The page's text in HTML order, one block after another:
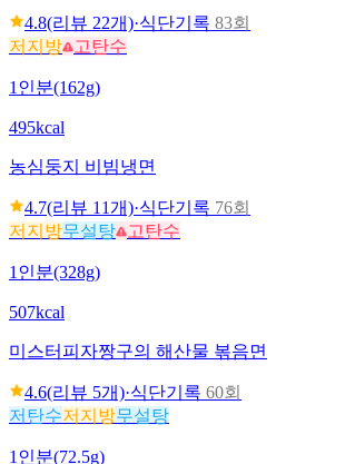
4.8(리뷰 22개)·식단기록 83회
저지방
고탄수
1인분(162g)
495kcal
농심둥지 비빔냉면
4.7(리뷰 11개)·식단기록 76회
저지방무설탕 고탄수
1인분(328g)
507kcal
미스터피자짱구의 해산물 볶음면
4.6(리뷰 5개)·식단기록 60회
저탄수저지방무설탕
1인분(72.5g)